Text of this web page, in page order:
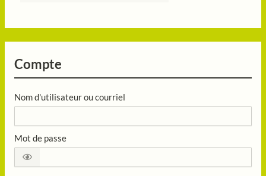
Compte
Nom d'utilisateur ou courriel
Mot de passe